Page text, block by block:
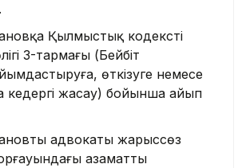
Қылмыстық кодекстің
3-тармағы (Бейбіт
өткізуге немесе
кедергі жасау) бойынша айып
адвокаты жарыссөз
азаматтың